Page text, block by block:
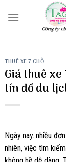
THUÊ XE 7 CHỖ
Giá thuê
tín đồ du
Ngày nay, nhiều
nhiên, việc tìm
không hề dễ dàng.